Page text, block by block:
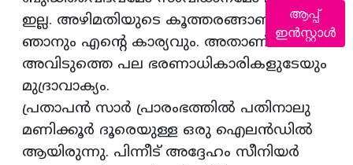
ഇല്ല. അഴിമതിയുടെ കൂത്തരങ്ങാണ് മാലി.
ഞാനും എന്‍റെ കാര്യവും. അതാണ്‌
അവിടുത്തെ പല ഭരണാധികാരികളുടേയും
മുദ്രാവാക്യം.
പ്രതാപൻ സാർ പ്രാരംഭത്തിൽ പതിനാലു
മണിക്കൂർ ദൂരെയുള്ള ഒരു ഐലൻഡിൽ
ആയിരുന്നു. പിന്നീട് അദ്ദേഹം സീനിയർ
ആപ്പ്
ഇൻസ്റ്റാൾ